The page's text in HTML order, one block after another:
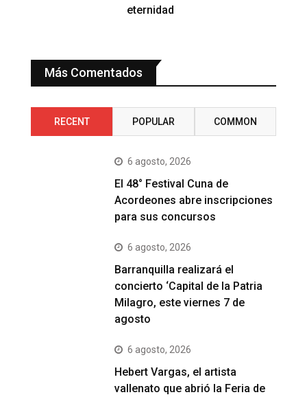
eternidad
Más Comentados
RECENT POPULAR COMMON
6 agosto, 2026
El 48° Festival Cuna de
Acordeones abre inscripciones
para sus concursos
6 agosto, 2026
Barranquilla realizará el
concierto ‘Capital de la Patria
Milagro, este viernes 7 de
agosto
6 agosto, 2026
Hebert Vargas, el artista
vallenato que abrió la Feria de